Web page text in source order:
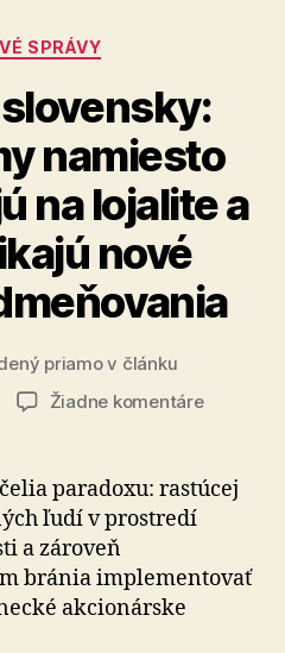
Kategórie
SPRÁVY
slovensky:
namiesto
na lojalite a
nové
priamo v článku
Žiadne komentárena
Prečo
akcií
paradoxu: rastúcej
ľudí v prostredí
a zároveň
bránia implementovať
akcionárske